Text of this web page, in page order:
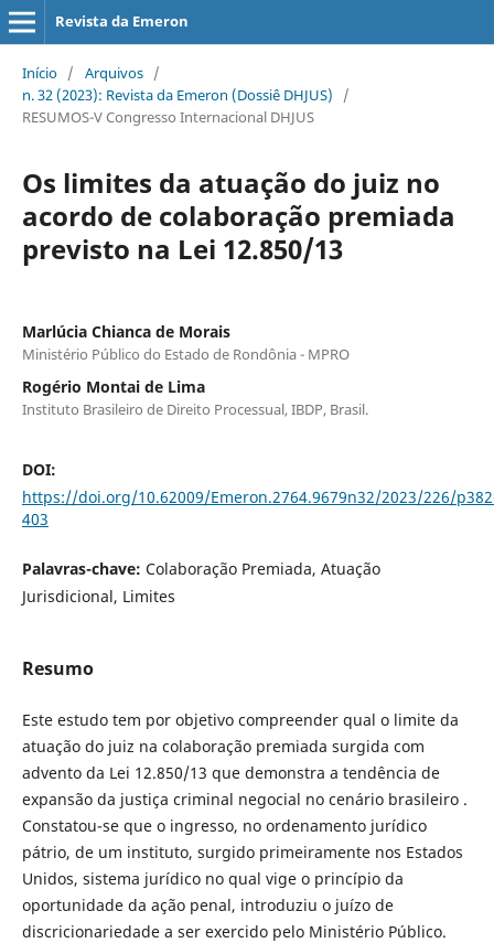
Revista da Emeron
Início / Arquivos /
n. 32 (2023): Revista da Emeron (Dossiê DHJUS)
/
RESUMOS-V Congresso Internacional DHJUS
Os limites da atuação do juiz no
acordo de colaboração premiada
previsto na Lei 12.850/13
Marlúcia Chianca de Morais
Ministério Público do Estado de Rondônia - MPRO
Rogério Montai de Lima
Instituto Brasileiro de Direito Processual, IBDP, Brasil.
DOI:
https://doi.org/10.62009/Emeron.2764.9679n32/2023/226/
403
Palavras-chave: Colaboração Premiada, Atuação
Jurisdicional, Limites
Resumo
Este estudo tem por objetivo compreender qual o limite da
atuação do juiz na colaboração premiada surgida com
advento da Lei 12.850/13 que demonstra a tendência de
expansão da justiça criminal negocial no cenário brasileiro .
Constatou-se que o ingresso, no ordenamento jurídico
pátrio, de um instituto, surgido primeiramente nos Estados
Unidos, sistema jurídico no qual vige o princípio da
oportunidade da ação penal, introduziu o juízo de
discricionariedade a ser exercido pelo Ministério Público.